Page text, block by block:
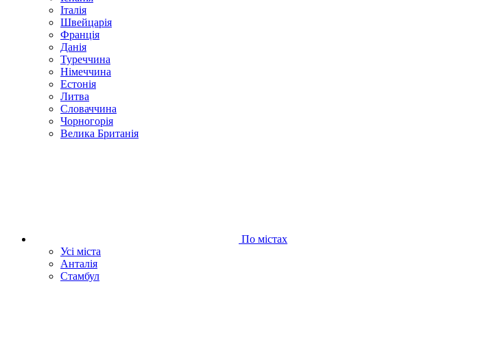
Італія
Швейцарія
Франція
Данія
Туреччина
Німеччина
Естонія
Литва
Словаччина
Чорногорія
Велика Британія
По містах
Усі міста
Анталія
Стамбул